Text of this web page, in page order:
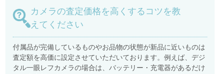
カメラの査定価格を高くするコツを教
えてください
付属品が完備しているものやお品物の状態が新品に近いものは
査定額を高価に設定させていただいております。例えば、デジ
タル一眼レフカメラの場合は、バッテリー・充電器があるだけ